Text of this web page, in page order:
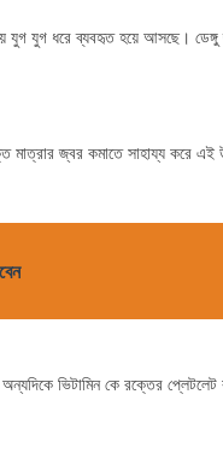
যুগ যুগ ধরে ব্যবহৃত হয়ে আসছে।
মাত্রার জ্বর কমাতে সাহায্য করে
ভিটামিন কে রক্তের